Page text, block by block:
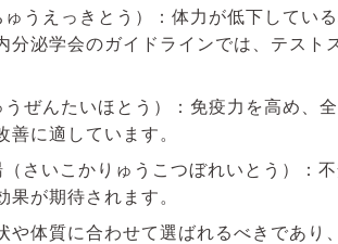
うえっきとう）：体力が低下してい
分泌学会のガイドラインでは、テスト
ぜんたいほとう）：免疫力を高め、
に適しています。
さいこかりゅうこつぼれいとう）：
果が期待されます。
や体質に合わせて選ばれるべきであり